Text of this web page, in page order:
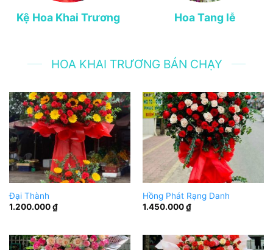
Kệ Hoa Khai Trương Hoa Tang lễ
HOA KHAI TRƯƠNG BÁN CHẠY
Đại Thành
1.200.000₫
Hồng Phát Rạng Danh
1.450.000₫